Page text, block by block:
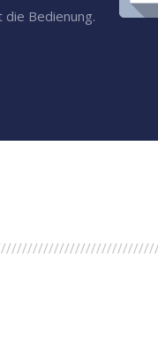
Bedienung.